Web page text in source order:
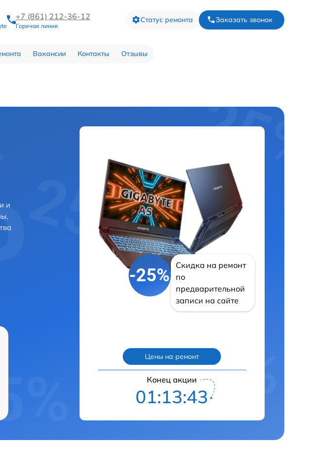
+7 (861) 212-36-12
Горячая линия
Статус ремонта Заказать звонок
Вакансии Контакты Отзывы
и
-25%
Скидка на ремонт
по
предварительной
записи на сайте
Цены на ремонт
Конец акции
01:13:42